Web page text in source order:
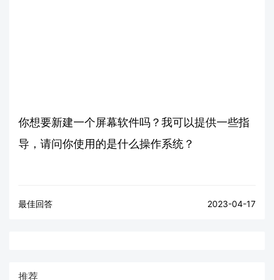
你想要新建一个屏幕软件吗？我可以提供一些指
导，请问你使用的是什么操作系统？
最佳回答 2023-04-17
推荐